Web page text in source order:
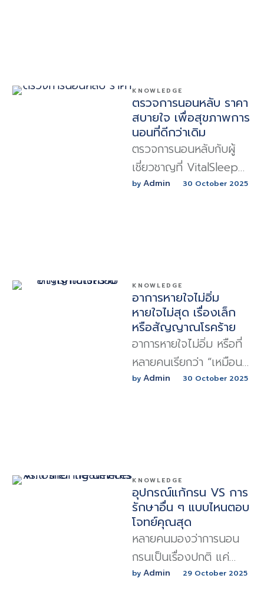
KNOWLEDGE
ตรวจการนอนหลับ ราคา
สบายใจ เพื่อสุขภาพการ
นอนที่ดีกว่าเดิม
ตรวจการนอนหลับกับผู้
เชี่ยวชาญที่ VitalSleep
Clinic ในราคาสบายใจช่วย
by Admin 30 October 2025
KNOWLEDGE
อาการหายใจไม่อิ่ม
หายใจไม่สุด เรื่องเล็ก
หรือสัญญาณโรคร้าย
อาการหายใจไม่อิ่ม หรือที่
หลายคนเรียกว่า “เหมือน
หายใจไม่สุด” เป็นภาวะที่
by Admin 30 October 2025
KNOWLEDGE
อุปกรณ์แก้กรน VS การ
รักษาอื่น ๆ แบบไหนตอบ
โจทย์คุณสุด
หลายคนมองว่าการนอน
กรนเป็นเรื่องปกติ แค่
เสียงดังรบกวนคนข้าง ๆ
by Admin 29 October 2025